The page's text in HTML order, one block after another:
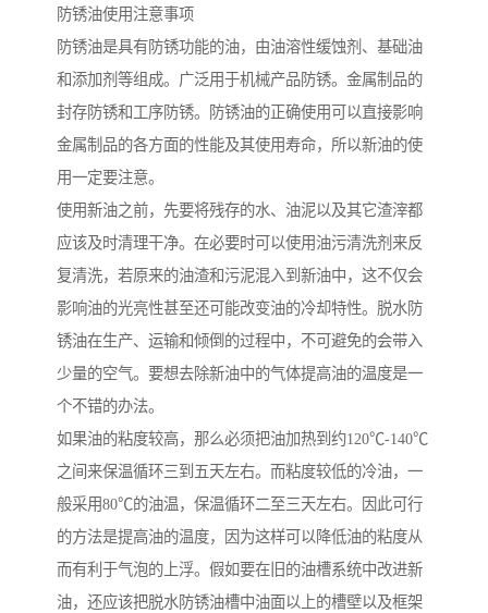
防锈油使用注意事项
防锈油是具有防锈功能的油，由油溶性缓蚀剂、基础油
和添加剂等组成。广泛用于机械产品防锈。金属制品的
封存防锈和工序防锈。防锈油的正确使用可以直接影响
金属制品的各方面的性能及其使用寿命，所以新油的使
用一定要注意。
使用新油之前，先要将残存的水、油泥以及其它渣滓都
应该及时清理干净。在必要时可以使用油污清洗剂来反
复清洗，若原来的油渣和污泥混入到新油中，这不仅会
影响油的光亮性甚至还可能改变油的冷却特性。脱水防
锈油在生产、运输和倾倒的过程中，不可避免的会带入
少量的空气。要想去除新油中的气体提高油的温度是一
个不错的办法。
如果油的粘度较高，那么必须把油加热到约120℃-140℃
之间来保温循环三到五天左右。而粘度较低的冷油，一
般采用80℃的油温，保温循环二至三天左右。因此可行
的方法是提高油的温度，因为这样可以降低油的粘度从
而有利于气泡的上浮。假如要在旧的油槽系统中改进新
油，还应该把脱水防锈油槽中油面以上的槽壁以及框架